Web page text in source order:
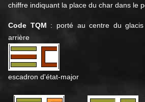
chiffre indiquant la place du char dans le
Code TQM : porté au centre du
arrière
escadron d'état-major